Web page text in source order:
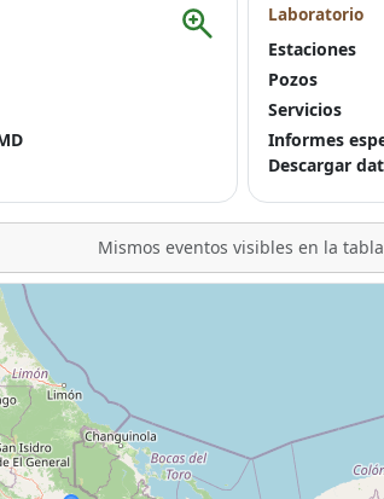
Laboratorio
Estaciones
Pozos
Servicios
Informes
Descargar
Mismos eventos visibles en la